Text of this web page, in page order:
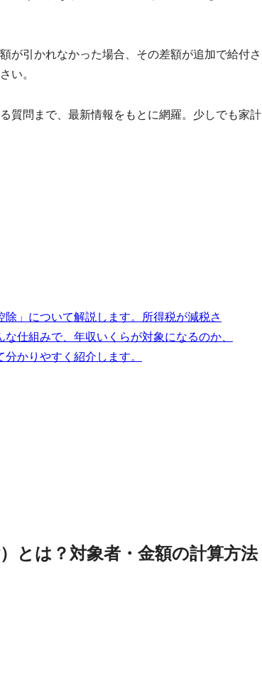
が引かれなかった場合、その差額が追加で給付さ
い。
質問まで、最新情報をもとに網羅。少しでも家計
」について解説します。所得税が減税さ
仕組みで、年収いくらが対象になるのか、
かりやすく紹介します。
とは？対象者・金額の計算方法